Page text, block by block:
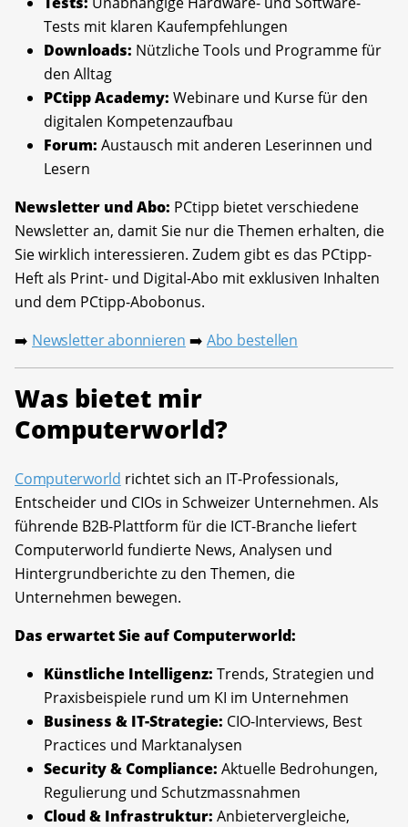
Tests mit klaren Kaufempfehlungen
Downloads: Nützliche Tools und Programme für
den Alltag
PCtipp Academy: Webinare und Kurse für den
digitalen Kompetenzaufbau
Forum: Austausch mit anderen Leserinnen und
Lesern
Newsletter und Abo: PCtipp bietet verschiedene
Newsletter an, damit Sie nur die Themen erhalten, die
Sie wirklich interessieren. Zudem gibt es das PCtipp-
Heft als Print- und Digital-Abo mit exklusiven Inhalten
und dem PCtipp-Abobonus.
➡️ Newsletter abonnieren ➡️ Abo bestellen
Was bietet mir
Computerworld?
Computerworld richtet sich an IT-Professionals,
Entscheider und CIOs in Schweizer Unternehmen. Als
führende B2B-Plattform für die ICT-Branche liefert
Computerworld fundierte News, Analysen und
Hintergrundberichte zu den Themen, die
Unternehmen bewegen.
Das erwartet Sie auf Computerworld:
Künstliche Intelligenz: Trends, Strategien und
Praxisbeispiele rund um KI im Unternehmen
Business & IT-Strategie: CIO-Interviews, Best
Practices und Marktanalysen
Security & Compliance: Aktuelle Bedrohungen,
Regulierung und Schutzmassnahmen
Cloud & Infrastruktur: Anbietervergleiche,